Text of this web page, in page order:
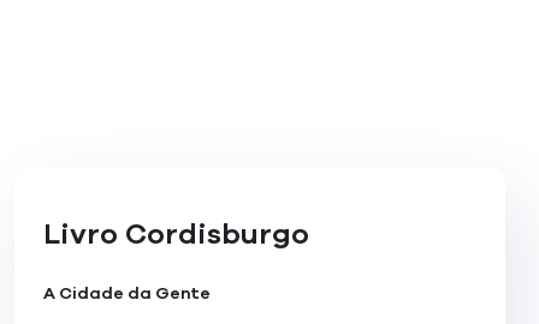
Livro Cordisburgo
A Cidade da Gente